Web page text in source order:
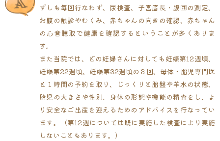
ずしも毎回行なわず、尿検査、子宮底長・腹囲の測定、
お腹の触診やむくみ、赤ちゃんの向きの確認、赤ちゃん
の心音聴取で健康を確認するということが多くありま
す。
また当院では、どの妊婦さんに対しても妊娠第12週頃、
妊娠第22週頃、妊娠第32週頃の３回、母体・胎児専門医
と１時間の予約を取り、じっくりと胎盤や羊水の状態、
胎児の大きさや性別、身体の形態や機能の精査をし、よ
り安全なご出産を迎えるためのアドバイスを行なってい
ます。（第12週については既に実施した検査により実施
しないこともあります。）